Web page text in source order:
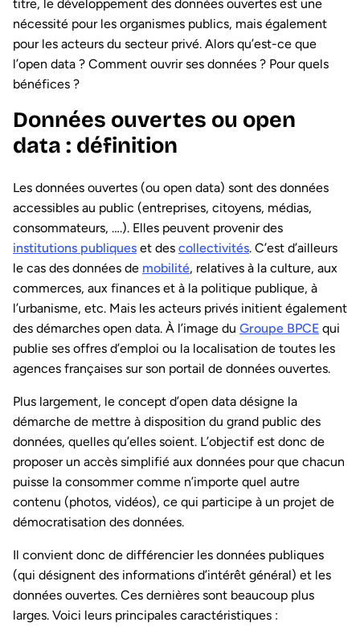
titre, le développement des données ouvertes est une
nécessité pour les organismes publics, mais également
pour les acteurs du secteur privé. Alors qu’est-ce que
l’open data ? Comment ouvrir ses données ? Pour quels
bénéfices ?
Données ouvertes ou open
data : définition
Les données ouvertes (ou open data) sont des données
accessibles au public (entreprises, citoyens, médias,
consommateurs, ….). Elles peuvent provenir des
institutions publiques et des collectivités. C’est d’ailleurs
le cas des données de mobilité, relatives à la culture, aux
commerces, aux finances et à la politique publique, à
l’urbanisme, etc. Mais les acteurs privés initient également
des démarches open data. À l’image du Groupe BPCE qui
publie ses offres d’emploi ou la localisation de toutes les
agences françaises sur son portail de données ouvertes.
Plus largement, le concept d’open data désigne la
démarche de mettre à disposition du grand public des
données, quelles qu’elles soient. L’objectif est donc de
proposer un accès simplifié aux données pour que chacun
puisse la consommer comme n’importe quel autre
contenu (photos, vidéos), ce qui participe à un projet de
démocratisation des données.
Il convient donc de différencier les données publiques
(qui désignent des informations d’intérêt général) et les
données ouvertes. Ces dernières sont beaucoup plus
larges. Voici leurs principales caractéristiques :